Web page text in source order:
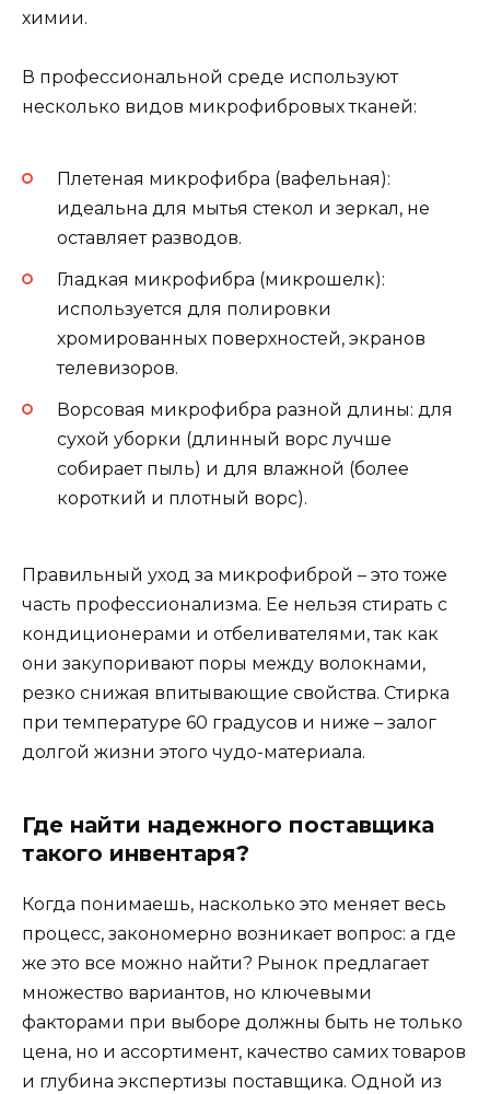
химии.
В профессиональной среде используют
несколько видов микрофибровых тканей:
Плетеная микрофибра (вафельная):
идеальна для мытья стекол и зеркал, не
оставляет разводов.
Гладкая микрофибра (микрошелк):
используется для полировки
хромированных поверхностей, экранов
телевизоров.
Ворсовая микрофибра разной длины: для
сухой уборки (длинный ворс лучше
собирает пыль) и для влажной (более
короткий и плотный ворс).
Правильный уход за микрофиброй – это тоже
часть профессионализма. Ее нельзя стирать с
кондиционерами и отбеливателями, так как
они закупоривают поры между волокнами,
резко снижая впитывающие свойства. Стирка
при температуре 60 градусов и ниже – залог
долгой жизни этого чудо-материала.
Где найти надежного поставщика
такого инвентаря?
Когда понимаешь, насколько это меняет весь
процесс, закономерно возникает вопрос: а где
же это все можно найти? Рынок предлагает
множество вариантов, но ключевыми
факторами при выборе должны быть не только
цена, но и ассортимент, качество самих товаров
и глубина экспертизы поставщика. Одной из